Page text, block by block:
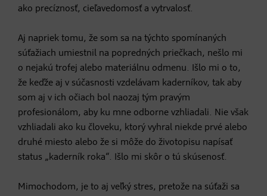
ako precíznosť, cieľavedomosť a vytrvalosť.
Aj napriek tomu, že som sa na týchto spomínaných
súťažiach umiestnil na popredných priečkach, nešlo mi
o nejakú trofej alebo materiálnu odmenu. Išlo mi o to,
že keďže aj v súčasnosti vzdelávam kaderníkov, tak aby
som aj v ich očiach bol naozaj tým pravým
profesionálom, aby ku mne odborne vzhliadali. Nie však
vzhliadali ako ku človeku, ktorý vyhral niekde prvé alebo
druhé miesto alebo že si môže do životopisu napísať
status „kaderník roka“. Išlo mi skôr o tú skúsenosť.
Mimochodom, je to aj veľký stres, pretože na súťaži sa